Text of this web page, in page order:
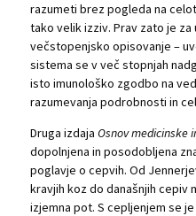
razumeti brez pogleda na
tako velik izziv. Prav zato je za
večstopenjsko opisovanje –
sistema se v več stopnjah
isto imunološko zgodbo na
razumevanja podrobnosti in
Druga izdaja Osnov medicinske
dopolnjena in posodobljena
poglavje o cepvih. Od
kravjih koz do današnjih cepiv
izjemna pot. S cepljenjem se